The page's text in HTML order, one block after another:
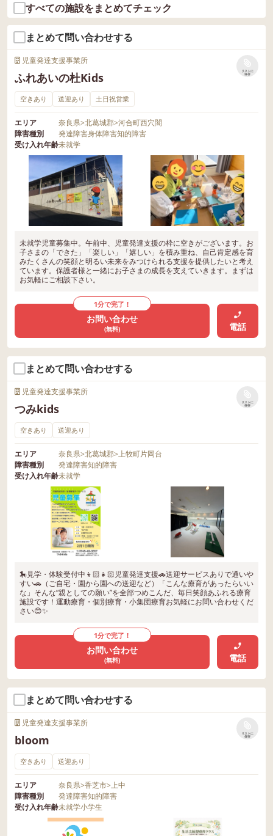
ことで、安心して活動に参加することが
できました＾＾ ②【要求を伝える練習中
のお子さま】 困ったときに、自分でヘル
プ要請を言葉にすることが難しいお子さ
まの場合は、 ＜お水ちょうだい？ティッ
シュちょうだい？＞と選択肢を用いて尋
ねることもあります。 選択肢から選べる
ようになったお子さまには、＜どうした
の？＞と回答の難易度が少しステップア
ップした声掛けを行います。 できるよう
になったことは、少しずつ指導員のヒン
トやサポートを減らしながら、さらにお
子さまが安心しながらスキルを伸ばせる
ようサポートしています＾＾ 今後も、お
子さまが楽しみながらソーシャルスキル
を学べる特別プログラムを実施してまい
ります！ ぜひお気軽にお問い合わせくだ
さいね。 ◆2024年度 ご利用者さま募集
中！ LITALICOジュニア奈良王寺教室で
は、 2024年度のご利用者さまを募集して
います。 興味のある方は、ぜひ一度 お問
い合わせ窓口までご連絡ください。
すべての施設をまとめてチェック
まとめて問い合わせする
児童発達支援事業所
ふれあいの杜Kids
リストに
保存
空きあり 送迎あり 土日祝営業
エリア 奈良県>北葛城郡>河合町西穴闇
障害種別
発達障害身体障害知的障害
受け入れ年齢未就学
未就学児童募集中。午前中、児童発達支援の枠に空きがございます。お
子さまの「できた」「楽しい」「嬉しい」を積み重ね、自己肯定感を育
みたくさんの笑顔と明るい未来をみつけられる支援を提供したいと考え
ています。保護者様と一緒にお子さまの成長を支えていきます。まずは
お気軽にご相談下さい。
1分で完了！
お問い合わせ
(無料) 電話
まとめて問い合わせする
児童発達支援事業所
つみkids
リストに
保存
空きあり 送迎あり
エリア 奈良県>北葛城郡>上牧町片岡台
障害種別
発達障害知的障害
受け入れ年齢未就学
🎠見学・体験受付中👦🏻👧🏻児童発達支援🚗送迎サービスありで通いや
すい🚗（ご自宅・園から園への送迎など）「こんな療育があったらいい
な」そんな“親としての願い”を全部つめこんだ、毎日笑顔あふれる療育
施設です！運動療育・個別療育・小集団療育お気軽にお問い合わせくだ
さい😊✨
1分で完了！
お問い合わせ
(無料) 電話
まとめて問い合わせする
児童発達支援事業所
bloom
リストに
保存
空きあり 送迎あり
エリア 奈良県>香芝市>上中
障害種別
発達障害知的障害
受け入れ年齢未就学小学生